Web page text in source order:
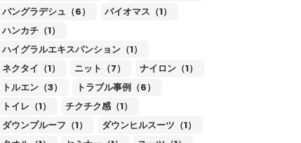
バングラデシュ（6）
バイオマス（1）
ハンカチ（1）
ハイグラルエキスパンション（1）
ネクタイ（1）
ニット（7）
ナイロン（1）
トルエン（3）
トラブル事例（6）
トイレ（1）
チクチク感（1）
ダウンプルーフ（1）
ダウンヒルスーツ（1）